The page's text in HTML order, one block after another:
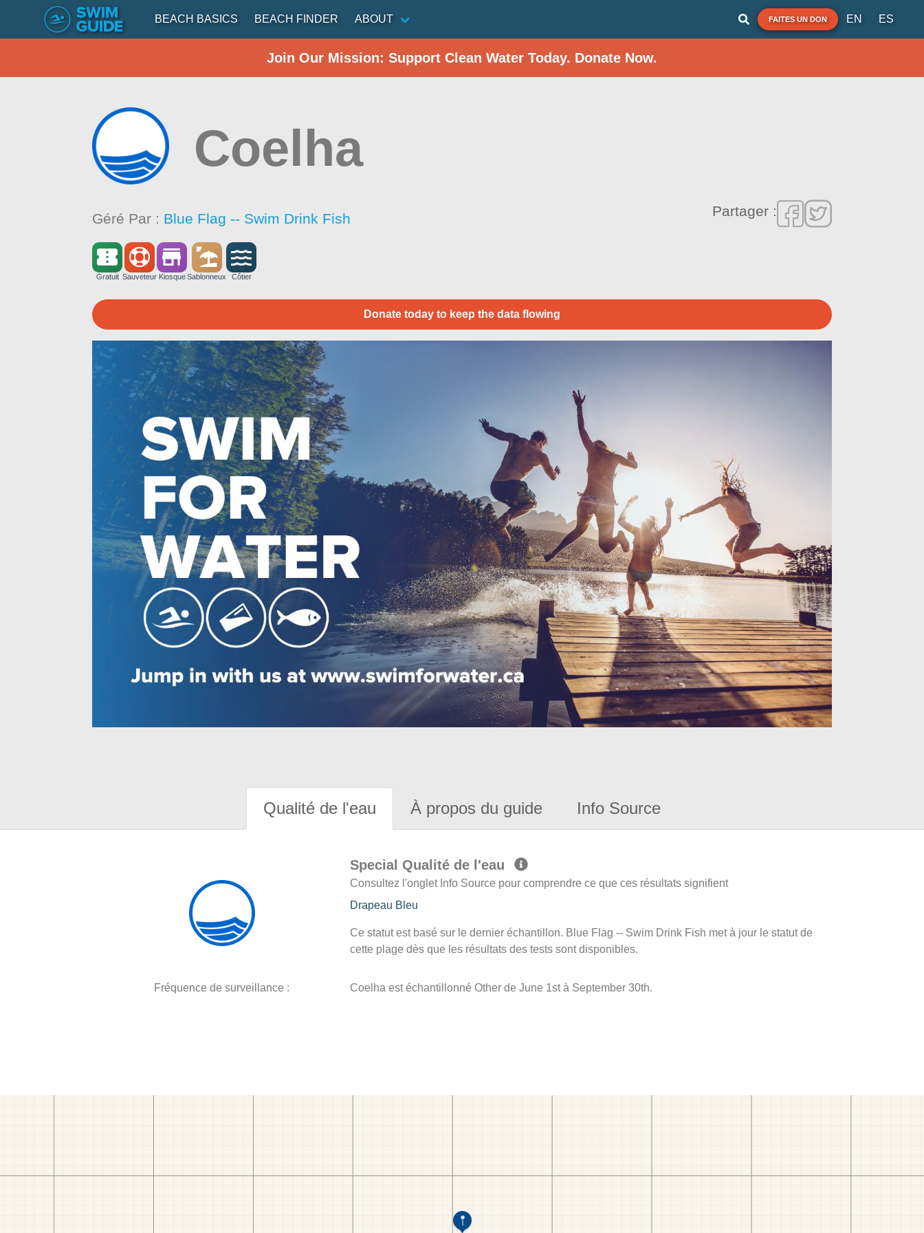
BEACH BASICS BEACH FINDER ABOUT FAITES UN DON EN ES
Join Our Mission: Support Clean Water Today. Donate Now.
Coelha
Géré Par : Blue Flag -- Swim Drink Fish Partager :
Gratuit Sauveteur Kiosque Sablonneux Côtier
Donate today to keep the data flowing
Qualité de l'eau À propos du guide Info Source
Special Qualité de l'eau
Consultez l'onglet Info Source pour comprendre ce que ces résultats signifient
Drapeau Bleu
Ce statut est basé sur le dernier échantillon. Blue Flag -- Swim Drink Fish met à jour le statut de
cette plage dès que les résultats des tests sont disponibles.
Fréquence de surveillance : Coelha est échantillonné Other de June 1st à September 30th.